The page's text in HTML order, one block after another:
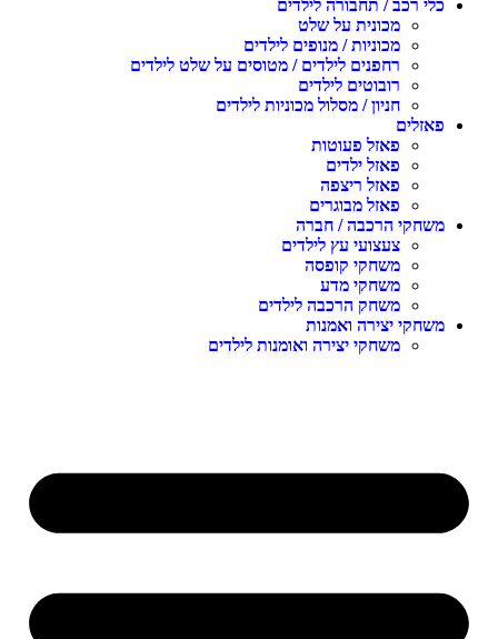
רכב / תחבורה לילדים
מכונית על שלט
מכוניות / מנופים לילדים
רחפנים לילדים / מטוסים על שלט לילדים
רובוטים לילדים
חניון / מסלול מכוניות לילדים
פאזל פעוטות
פאזל ילדים
פאזל ריצפה
פאזל מבוגרים
הרכבה / חברה
צעצועי עץ לילדים
משחקי קופסה
משחקי מדע
משחק הרכבה לילדים
יצירה ואמנות
משחקי יצירה ואומנות לילדים